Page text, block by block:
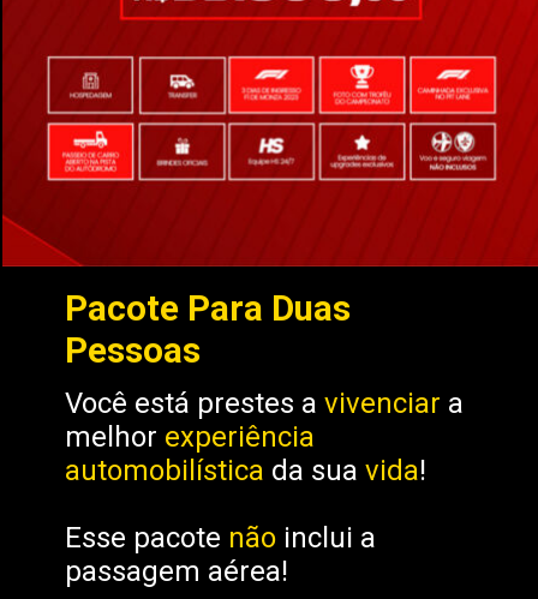
Pacote Para Duas
Pessoas
Você está prestes avivenciar a
melhor experiência
automobilística da suavida!
Esse pacote não inclui a
passagem aérea!